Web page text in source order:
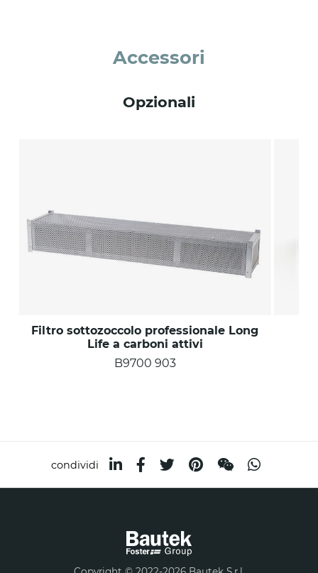
Accessori
Opzionali
Filtro sottozoccolo professionale Long
Life a carboni attivi
B9700 903
condividi